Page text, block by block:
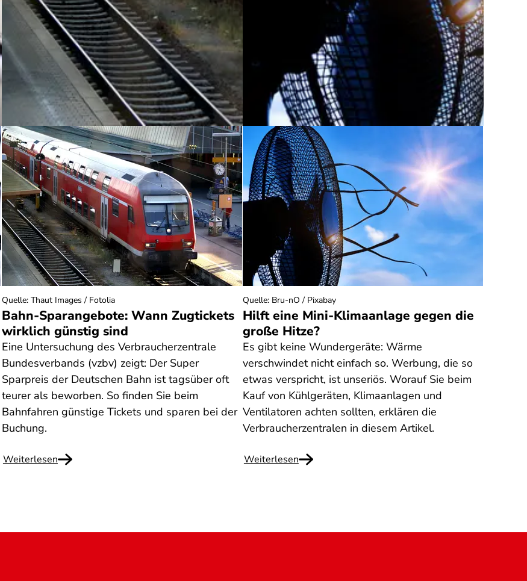
Bahn-Sparangebote: Wann Zugtickets
wirklich günstig sind
Eine Untersuchung des Verbraucherzentrale
Bundesverbands (vzbv) zeigt: Der Super
Sparpreis der Deutschen Bahn ist tagsüber oft
teurer als beworben. So finden Sie beim
Bahnfahren günstige Tickets und sparen bei der
Buchung.
Weiterlesen
Quelle: Thaut Images / Fotolia
Hilft eine Mini-Klimaanlage gegen die
große Hitze?
Es gibt keine Wundergeräte: Wärme
verschwindet nicht einfach so. Werbung, die so
etwas verspricht, ist unseriös. Worauf Sie beim
Kauf von Kühlgeräten, Klimaanlagen und
Ventilatoren achten sollten, erklären die
Verbraucherzentralen in diesem Artikel.
Weiterlesen
Quelle: Bru-nO / Pixabay